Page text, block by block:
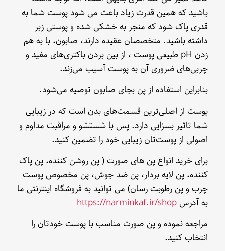
باشید که همین قدرت زیاد باعث می شود پوست شما به
قدری پاک شود که منجر به خشکی شده و پوستی زبر
داشته باشید. متخصصان عقیده دارند، صابون، با به هم
زدن pH طبیعی پوست ، از بین بردن باکتری‌های مفید و
چربی‌های ضروری آن به پوست آسیب می‌زند.
بنابراین استفاده از پن بجای صابون توصیه می‌شود.
پوست از اصلی‌ترین قسمت‌های بدن است که در زیبایی
شما تاثیر بسزایی دارد. پس با شستشو و مراقبت مداوم و
اصولی از پوست‌تان زیبایی خود را تضمین کنید.
برای خرید انواع پن های صورت ( پن روشن کننده، پن پاک
کننده، پن لایه بردار، پن ضد جوش، پن مخصوص پوست
چرب و پن رطوبت رسان) می توانید به فروشگاه اینترنتی ما
به آدرس https://narminkaf.ir/shop
مراجعه نموده و پن صورت مناسب با پوست خودتان را
انتخاب کنید.